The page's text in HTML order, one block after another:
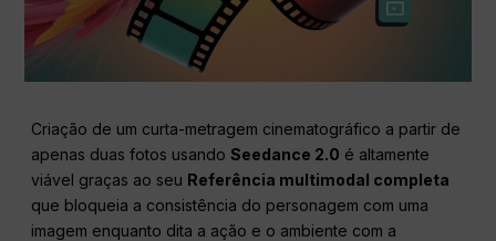
Criação de um curta-metragem cinematográfico a partir de
apenas duas fotos usandoSeedance 2.0 é altamente
viável graças ao seu Referência multimodal completa
que bloqueia a consistência do personagem com uma
imagem enquanto dita a ação e o ambiente com a